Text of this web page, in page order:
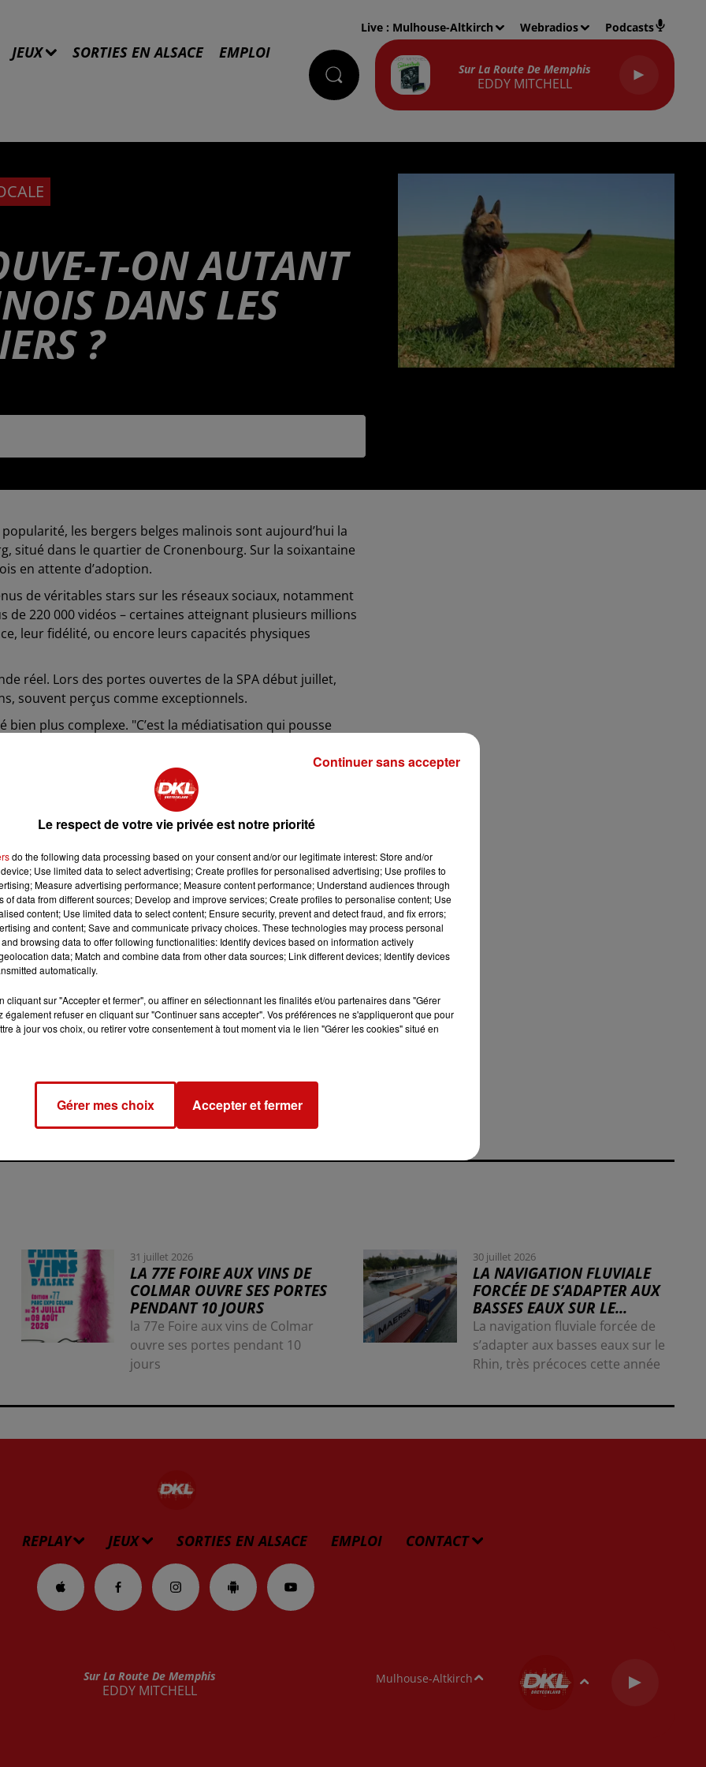
JEUX SORTIES EN ALSACE EMPLOI
Live : Mulhouse-Altkirch Webradios Podcasts
Sur La Route De Memphis
EDDY MITCHELL
T-ON AUTANT
DANS LES
?
les bergers belges malinois sont aujourd’hui la
situé dans le quartier de Cronenbourg. Sur la soixantaine
en attente d’adoption.
de véritables stars sur les réseaux sociaux, notamment
220 000 vidéos – certaines atteignant plusieurs millions
leur fidélité, ou encore leurs capacités physiques
réel. Lors des portes ouvertes de la SPA début juillet,
souvent perçus comme exceptionnels.
plus complexe. "C’est la médiatisation qui pousse
valorisés dans les interventions policières, mais on oublie
Clément Moeglin, président de la SPA de Strasbourg.
sans mesurer l’investissement nécessaire à son
se rend compte de ce qu’il faut faire pour les gérer au
arrivée massive chez nous."
stimulés physiquement et mentalement. "J’ai l’habitude
chose, lui en a déjà dix en tête. Il faut être capable de suivre
une sélection rigoureuse des adoptants, en s’assurant
Une précaution qui, selon Clément Moeglin, n’est pas
des chiens à mettre entre toutes les mains. Et
malinois. Il faudrait peut-être réfléchir à une régulation
alerte sur la nécessité d’une meilleure sensibilisation du
du temps, de l’argent, et surtout des connaissances,
et exigeant que le malinois.
31 juillet 2026
LA 77E FOIRE AUX VINS DE
COLMAR OUVRE SES PORTES
PENDANT 10 JOURS
la 77e Foire aux vins de Colmar
ouvre ses portes pendant 10
jours
30 juillet 2026
LA NAVIGATION FLUVIALE
FORCÉE DE S’ADAPTER AUX
BASSES EAUX SUR LE...
La navigation fluviale forcée de
s’adapter aux basses eaux sur le
Rhin, très précoces cette année
REPLAY JEUX SORTIES EN ALSACE EMPLOI CONTACT
Sur La Route De Memphis
EDDY MITCHELL
Mulhouse-Altkirch
Le respect de votre vie privée est notre priorité
do the following data processing based on your consent and/or our legitimate interest: Store and/or
Use limited data to select advertising; Create profiles for personalised advertising; Use profiles to
Measure advertising performance; Measure content performance; Understand audiences through
of data from different sources; Develop and improve services; Create profiles to personalise content; Use
content; Use limited data to select content; Ensure security, prevent and detect fraud, and fix errors;
and content; Save and communicate privacy choices. These technologies may process personal
browsing data to offer following functionalities: Identify devices based on information actively
data; Match and combine data from other data sources; Link different devices; Identify devices
automatically.
cliquant sur "Accepter et fermer", ou affiner en sélectionnant les finalités et/ou partenaires dans "Gérer
également refuser en cliquant sur "Continuer sans accepter". Vos préférences ne s'appliqueront que pour
à jour vos choix, ou retirer votre consentement à tout moment via le lien "Gérer les cookies" situé en
Gérer mes choix Accepter et fermer
Continuer sans accepter